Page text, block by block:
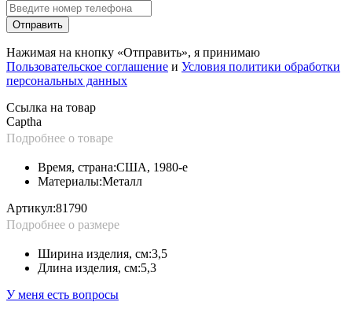
Отправить
Нажимая на кнопку «Отправить», я принимаю
Пользовательское соглашение и Условия политики обработки
персональных данных
Ссылка на товар
Captha
Подробнее о товаре
Материалы:Металл
Время, страна:США, 1980-е
Артикул:81790
Подробнее о размере
Длина изделия, см:5,3
Ширина изделия, см:3,5
У меня есть вопросы